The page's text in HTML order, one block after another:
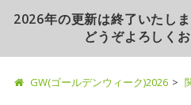
2026年の更新は終了いたし
どうぞよろしく
GW(ゴールデンウィーク)2026